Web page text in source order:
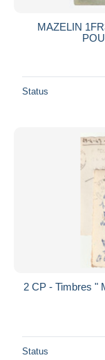
MAZELIN
Status
2 CP - Timbres "
Status